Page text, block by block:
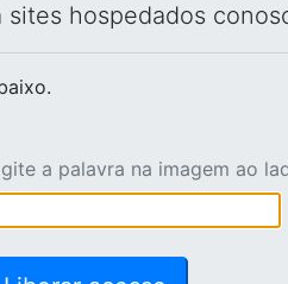
hospedados
a palavra na imagem ao